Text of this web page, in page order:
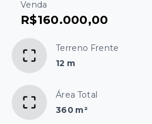
Venda
R$160.000,00
Terreno Frente
12 m
Área Total
360 m²